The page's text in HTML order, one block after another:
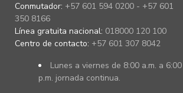
Conmutador: +57 601 594 0200 - +57 601
350 8166
Línea gratuita nacional: 018000 120 100
Centro de contacto: +57 601 307 8042
Lunes a viernes de 8:00 a.m. a 6:00
p.m. jornada continua.